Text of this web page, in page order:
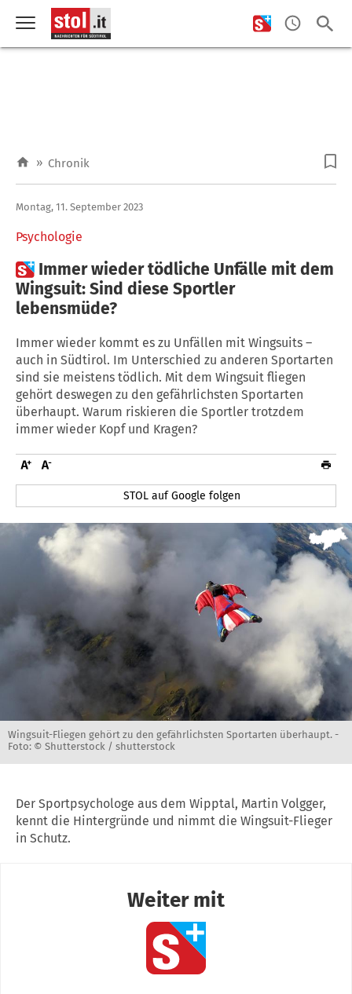
» Chronik
Psychologie
Montag, 11. September 2023
 Immer wieder tödliche Unfälle mit dem
Wingsuit: Sind diese Sportler
lebensmüde?
Immer wieder kommt es zu Unfällen mit Wingsuits –
auch in Südtirol. Im Unterschied zu anderen Sportarten
sind sie meistens tödlich. Mit dem Wingsuit fliegen
gehört deswegen zu den gefährlichsten Sportarten
überhaupt. Warum riskieren die Sportler trotzdem
immer wieder Kopf und Kragen?
STOL auf Google folgen
Wingsuit-Fliegen gehört zu den gefährlichsten Sportarten überhaupt. -
Foto: © Shutterstock / shutterstock
Der Sportpsychologe aus dem Wipptal, Martin Volgger,
kennt die Hintergründe und nimmt die Wingsuit-Flieger
in Schutz.